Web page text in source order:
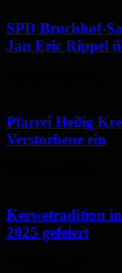
SPD Bruchhof-
Jan Eric Rippel
Pfarrei Heilig
Verstorbene ein
Kerwetradition
2025 gefeiert